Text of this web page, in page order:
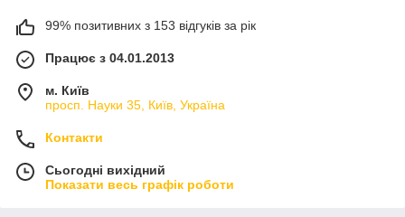
99% позитивних з 153 відгуків за рік
Працює з 04.01.2013
м. Київ
просп. Науки 35, Київ, Україна
Контакти
Сьогодні вихідний
Показати весь графік роботи